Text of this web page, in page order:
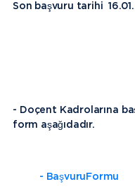
Son başvuru tarihi
- Doçent Kadrolarına
form aşağıdadır.
- BaşvuruFormu
İletişim
E-Baun
YARDIMCI LİNKLER